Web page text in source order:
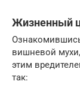
Жизненный
вишневой мухи,
этим
так: